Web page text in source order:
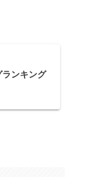
ランキング